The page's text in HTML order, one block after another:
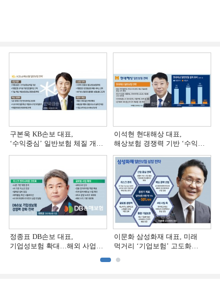
구본욱 KB손보 대표,
‘수익중심ʼ 일반보험 체질 개선
이석현 현대해상 대표,
해상보험 경쟁력 기반 ‘수익
(3)]
정종표 DB손보 대표,
기업성보험 확대…해외 사업
이문화 삼성화재 대표, 미래
먹거리 ‘기업보험’ 고도화